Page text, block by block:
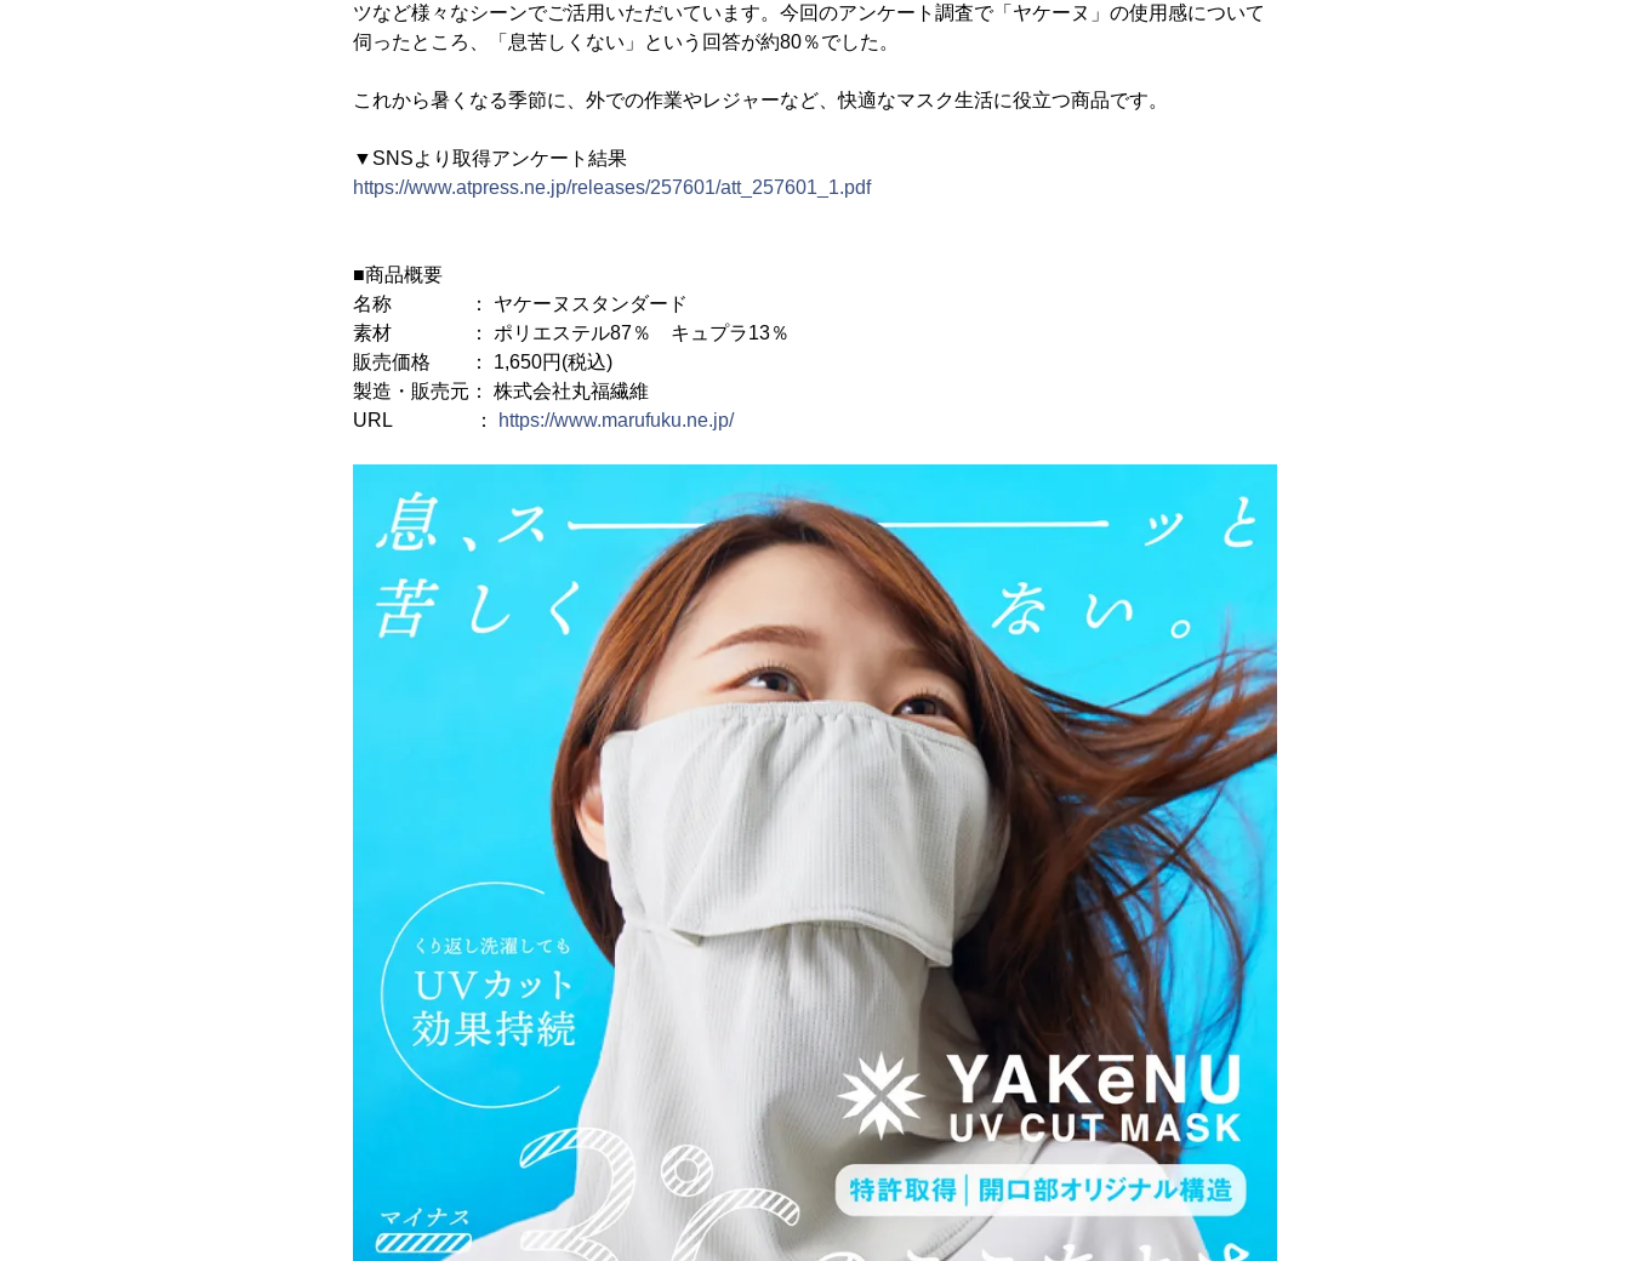
ツなど様々なシーンでご活用いただいています。今回のアンケート調査で「ヤケーヌ」の使用感について
伺ったところ、「息苦しくない」という回答が約80％でした。
これから暑くなる季節に、外での作業やレジャーなど、快適なマスク生活に役立つ商品です。
▼SNSより取得アンケート結果
https://www.atpress.ne.jp/releases/257601/att_257601_1.pdf
■商品概要
名称 ： ヤケーヌスタンダード
素材 ： ポリエステル87％ キュプラ13％
販売価格 ： 1,650円(税込)
製造・販売元： 株式会社丸福繊維
URL ：
https://www.marufuku.ne.jp/